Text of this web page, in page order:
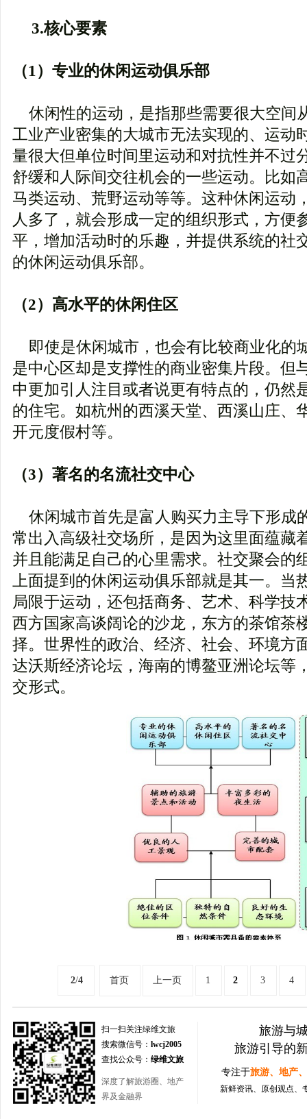
3.核心要素
（1）专业的休闲运动俱乐部
休闲性的运动，是指那些需要很大空间
工业产业密集的大城市无法实现的、运动
量很大但单位时间里运动和对抗性并不过
舒缓和人际间交往机会的一些运动。比如
马类运动、荒野运动等等。这种休闲运动
人多了，就会形成一定的组织形式，方便
平，增加活动时的乐趣，并提供系统的社
的休闲运动俱乐部。
（2）高水平的休闲住区
即使是休闲城市，也会有比较商业化的
是中心区却是支撑性的商业密集片段。但
中更加引人注目或者说更有特点的，仍然
的住宅。如杭州的西溪天堂、西溪山庄、
开元度假村等。
（3）著名的名流社交中心
休闲城市首先是富人购买力主导下形成
常出入高级社交场所，是因为这里面蕴藏
并且能满足自己的心里需求。社交聚会的
上面提到的休闲运动俱乐部就是其一。当
局限于运动，还包括商务、艺术、科学技
西方国家高谈阔论的沙龙，东方的茶馆茶
择。世界性的政治、经济、社会、环境方
达沃斯经济论坛，海南的博鳌亚洲论坛等
交形式。
2/4 首页 上一页 1 2 3 4
扫一扫关注绿维文旅
搜索微信号： lwcj2005
查找公众号： 绿维文旅
深度了解旅游圈、地产
界及金融界
旅游与
旅游引导的
专注于旅游、地产
新鲜资讯、原创观点、